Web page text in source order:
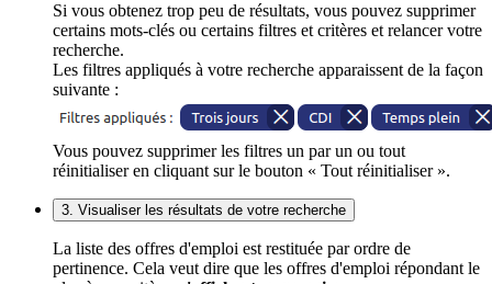
Si vous obtenez trop peu de résultats, vous pouvez supprimer
certains mots-clés ou certains filtres et critères et relancer votre
recherche.
Les filtres appliqués à votre recherche apparaissent de la façon
suivante :
Vous pouvez supprimer les filtres un par un ou tout
réinitialiser en cliquant sur le bouton « Tout réinitialiser ».
3. Visualiser les résultats de votre recherche
La liste des offres d'emploi est restituée par ordre de
pertinence. Cela veut dire que les offres d'emploi répondant le